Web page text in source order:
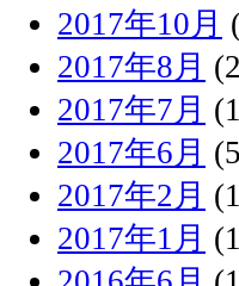
2017年10月
2017年8月
2017年7月
2017年6月
2017年2月
2017年1月